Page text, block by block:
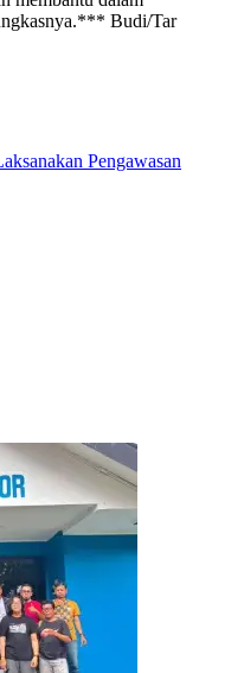
Budi/Tar
Pengawasan